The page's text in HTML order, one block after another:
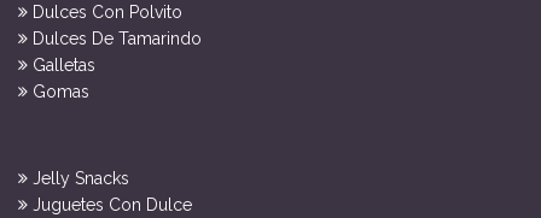
Dulces Con Polvito
Dulces De Tamarindo
Galletas
Gomas
Jelly Snacks
Juguetes Con Dulce